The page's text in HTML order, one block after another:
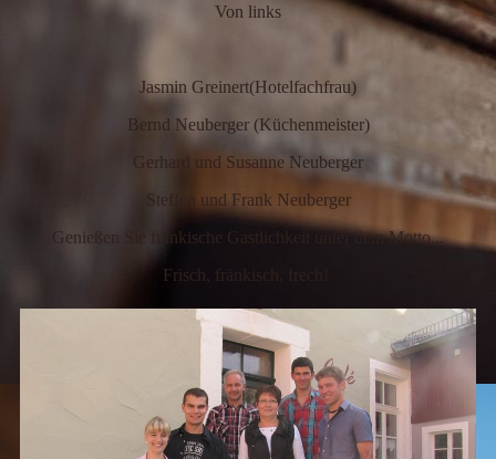
Von links
Jasmin Greinert(Hotelfachfrau)
Bernd Neuberger (Küchenmeister)
Gerhard und Susanne Neuberger
Steffen und Frank Neuberger
Genießen Sie fränkische Gastlichkeit unter dem Motto...
Frisch, fränkisch, frech!